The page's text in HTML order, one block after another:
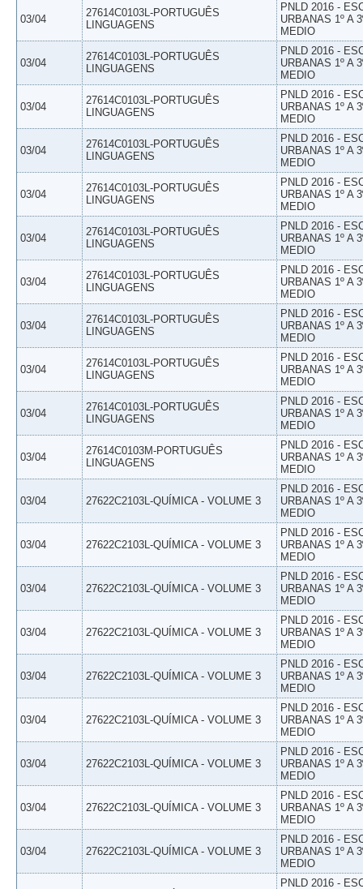
03/04
27614C0103L-PORTUGUÊS
LINGUAGENS
PNLD 2016 -
URBANAS 1º A
MEDIO
03/04
27614C0103L-PORTUGUÊS
LINGUAGENS
PNLD 2016 -
URBANAS 1º A
MEDIO
03/04
27614C0103L-PORTUGUÊS
LINGUAGENS
PNLD 2016 -
URBANAS 1º A
MEDIO
03/04
27614C0103L-PORTUGUÊS
LINGUAGENS
PNLD 2016 -
URBANAS 1º A
MEDIO
03/04
27614C0103L-PORTUGUÊS
LINGUAGENS
PNLD 2016 -
URBANAS 1º A
MEDIO
03/04
27614C0103L-PORTUGUÊS
LINGUAGENS
PNLD 2016 -
URBANAS 1º A
MEDIO
03/04
27614C0103L-PORTUGUÊS
LINGUAGENS
PNLD 2016 -
URBANAS 1º A
MEDIO
03/04
27614C0103L-PORTUGUÊS
LINGUAGENS
PNLD 2016 -
URBANAS 1º A
MEDIO
03/04
27614C0103L-PORTUGUÊS
LINGUAGENS
PNLD 2016 -
URBANAS 1º A
MEDIO
03/04
27614C0103L-PORTUGUÊS
LINGUAGENS
PNLD 2016 -
URBANAS 1º A
MEDIO
03/04
27614C0103M-PORTUGUÊS
LINGUAGENS
PNLD 2016 -
URBANAS 1º A
MEDIO
03/04 27622C2103L-QUÍMICA - VOLUME 3
PNLD 2016 -
URBANAS 1º A
MEDIO
03/04 27622C2103L-QUÍMICA - VOLUME 3
PNLD 2016 -
URBANAS 1º A
MEDIO
03/04 27622C2103L-QUÍMICA - VOLUME 3
PNLD 2016 -
URBANAS 1º A
MEDIO
03/04 27622C2103L-QUÍMICA - VOLUME 3
PNLD 2016 -
URBANAS 1º A
MEDIO
03/04 27622C2103L-QUÍMICA - VOLUME 3
PNLD 2016 -
URBANAS 1º A
MEDIO
03/04 27622C2103L-QUÍMICA - VOLUME 3
PNLD 2016 -
URBANAS 1º A
MEDIO
03/04 27622C2103L-QUÍMICA - VOLUME 3
PNLD 2016 -
URBANAS 1º A
MEDIO
03/04 27622C2103L-QUÍMICA - VOLUME 3
PNLD 2016 -
URBANAS 1º A
MEDIO
03/04 27622C2103L-QUÍMICA - VOLUME 3
PNLD 2016 -
URBANAS 1º A
MEDIO
PNLD 2016 -